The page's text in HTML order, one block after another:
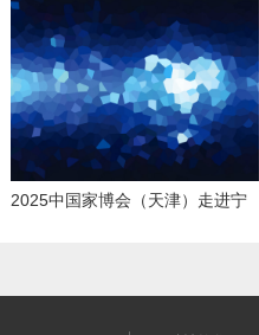
2025中国家博会（天津）走进宁